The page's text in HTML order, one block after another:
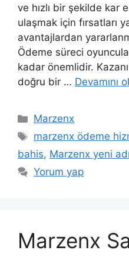
ve hızlı bir şekilde kar
ulaşmak için fırsatları
avantajlardan
Ödeme süreci
kadar önemlidir.
doğru bir … Devamını
Kategoriler
Marzenx
Etiketler
marzenx ödeme
bahis, Marzenx yeni
Yorum yap
Marzenx